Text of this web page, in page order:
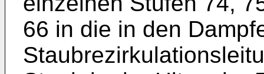
66 in die in den